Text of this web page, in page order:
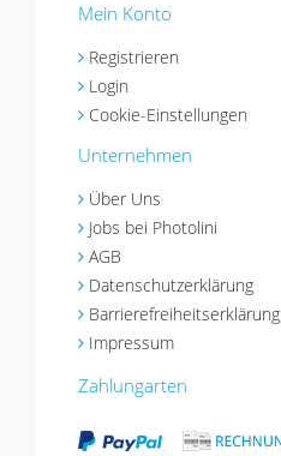
Mein Konto
Registrieren
Login
Cookie-Einstellungen
Unternehmen
Über Uns
Jobs bei Photolini
AGB
Datenschutzerklärung
Barrierefreiheitserklärung
Impressum
Zahlungarten